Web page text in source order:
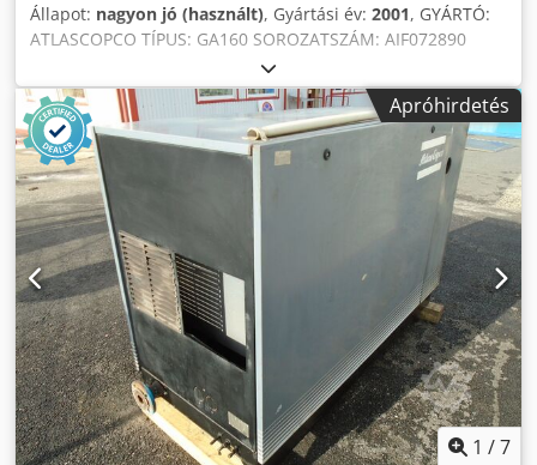
Állapot: nagyon jó (használt), Gyártási év: 2001, GYÁRTÓ:
ATLASCOPCO TÍPUS: GA160 SOROZATSZÁM: AIF072890
GYÁRTÁSI ÉV: 2001 TELJESÍTMÉNY (kW): 167 SZÁLLÍTÁSI
TELJESÍTMÉNY (m³/perc): 21 NYOMÁS (bar): 8,5 Codpfx Ajzq
Afuenzsha ÜZEMÓRA (ÓRA/ÖSSZES ÓRA): FREKVENCIA-
VÁLTÓ: Nincs BEÉPÍTETT SZÁRÍTÓ: Nincs HŐCSERÉLŐ:
Nincs HŰTÉSMÓD (LEVEGŐ/VÍZ): Levegő TARTÁLYRA
SZERELT: Nincs DOKUMENTÁCIÓ: Nincs CSATLAKOZÓK: 3
ÚJ/HASZNÁLT: HASZNÁLT
Apróhirdetés
1 /7